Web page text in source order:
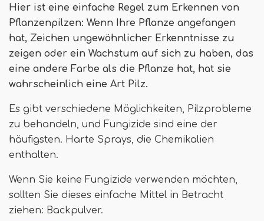
Hier ist eine einfache Regel zum Erkennen von
Pflanzenpilzen: Wenn Ihre Pflanze angefangen
hat, Zeichen ungewöhnlicher Erkenntnisse zu
zeigen oder ein Wachstum auf sich zu haben, das
eine andere Farbe als die Pflanze hat, hat sie
wahrscheinlich eine Art Pilz.
Es gibt verschiedene Möglichkeiten, Pilzprobleme
zu behandeln, und Fungizide sind eine der
häufigsten. Harte Sprays, die Chemikalien
enthalten.
Wenn Sie keine Fungizide verwenden möchten,
sollten Sie dieses einfache Mittel in Betracht
ziehen: Backpulver.